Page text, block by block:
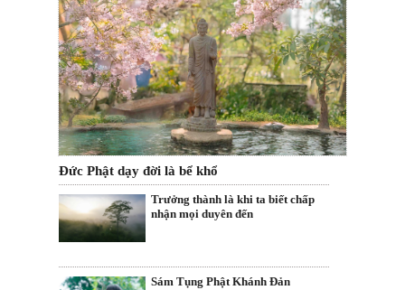
Đức Phật dạy đời là bể khổ
Trưởng thành là khi ta biết chấp
nhận mọi duyên đến
Sám Tụng Phật Khánh Đản